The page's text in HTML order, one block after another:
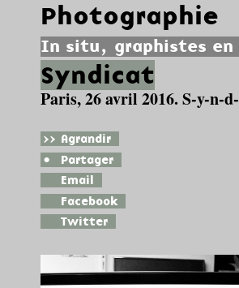
Photographie
In situ, graphistes
Syndicat
Paris, 26 avril 2016. S-y-n-
>> Agrandir
•
Partager
Email
Facebook
Twitter